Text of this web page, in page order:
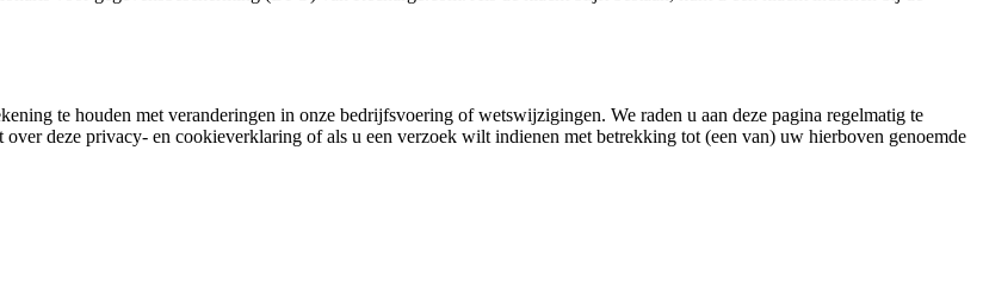
te houden met veranderingen in onze bedrijfsvoering of wetswijzigingen. We raden u aan deze pagina regelmatig te
deze privacy- en cookieverklaring of als u een verzoek wilt indienen met betrekking tot (een van) uw hierboven genoemde